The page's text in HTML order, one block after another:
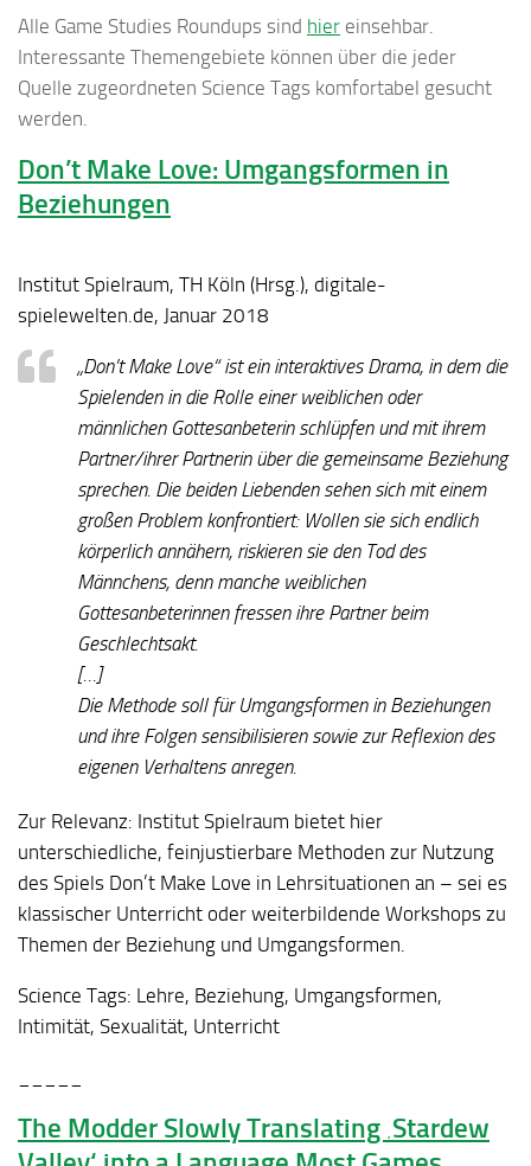
Alle Game Studies Roundups sind hier einsehbar.
Interessante Themengebiete können über die jeder
Quelle zugeordneten Science Tags komfortabel gesucht
werden.
Don’t Make Love: Umgangsformen in
Beziehungen
Institut Spielraum, TH Köln (Hrsg.), digitale-
spielewelten.de, Januar 2018
„Don’t Make Love“ ist ein interaktives Drama, in dem die
Spielenden in die Rolle einer weiblichen oder
männlichen Gottesanbeterin schlüpfen und mit ihrem
Partner/ihrer Partnerin über die gemeinsame Beziehung
sprechen. Die beiden Liebenden sehen sich mit einem
großen Problem konfrontiert: Wollen sie sich endlich
körperlich annähern, riskieren sie den Tod des
Männchens, denn manche weiblichen
Gottesanbeterinnen fressen ihre Partner beim
Geschlechtsakt.
[…]
Die Methode soll für Umgangsformen in Beziehungen
und ihre Folgen sensibilisieren sowie zur Reflexion des
eigenen Verhaltens anregen.
Zur Relevanz: Institut Spielraum bietet hier
unterschiedliche, feinjustierbare Methoden zur Nutzung
des Spiels Don’t Make Love in Lehrsituationen an – sei es
klassischer Unterricht oder weiterbildende Workshops zu
Themen der Beziehung und Umgangsformen.
Science Tags: Lehre, Beziehung, Umgangsformen,
Intimität, Sexualität, Unterricht
The Modder Slowly Translating ‚Stardew